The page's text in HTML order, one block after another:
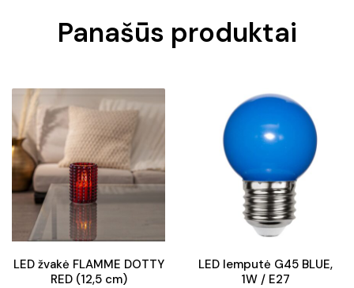
Panašūs produktai
LED žvakė FLAMME DOTTY
RED (12,5 cm)
LED lemputė G45 BLUE,
1W / E27